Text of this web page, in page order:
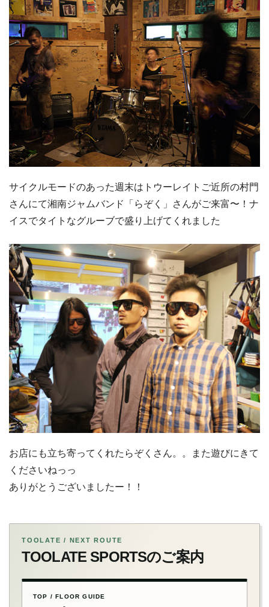
サイクルモードのあった週末はトウーレイトご近所の村門
さんにて湘南ジャムバンド「らぞく」さんがご来富〜！ナ
イスでタイトなグルーブで盛り上げてくれました
お店にも立ち寄ってくれたらぞくさん。。また遊びにきて
くださいねっっ
ありがとうございましたー！！
TOOLATE / NEXT ROUTE
TOOLATE SPORTSのご案内
TOP / FLOOR GUIDE